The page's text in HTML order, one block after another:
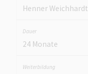
Henner Weichhardt
24 Monate